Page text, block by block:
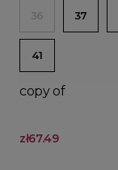
36 37
41
copy of
zł67.49